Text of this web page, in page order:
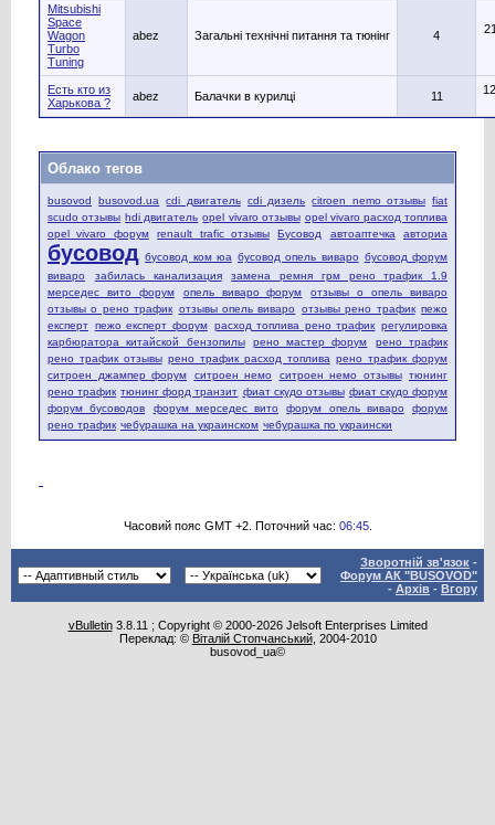
Mitsubishi
Space
Wagon
Turbo
Tuning
abez Загальні технічні питання та тюнінг 4
Есть кто из
Харькова ?
abez Балачки в курилці 11
Облако тегов
busovod busovod.ua cdi двигатель cdi дизель citroen nemo отзывы fiat
scudo отзывы hdi двигатель opel vivaro отзывы opel vivaro расход топлива
opel vivaro форум
renault trafic отзывы Бусовод автоаптечка авториа
бусовод бусовод ком юа бусовод опель виваро бусовод форум
виваро
забилась канализация
замена ремня грм рено трафик 1.9
мерседес вито форум
опель виваро форум
отзывы о опель виваро
отзывы о рено трафик отзывы опель виваро отзывы рено трафик пежо
експерт пежо експерт форум расход топлива рено трафик регулировка
карбюратора китайской бензопилы
рено мастер форум
рено трафик
рено трафик отзывы рено трафик расход топлива рено трафик форум
ситроен джампер форум
ситроен немо ситроен немо отзывы тюнинг
рено трафик тюнинг форд транзит фиат скудо отзывы фиат скудо форум
форум бусоводов
форум мерседес вито форум опель виваро
форум
рено трафик чебурашка на украинском чебурашка по украински
Часовий пояс GMT +2. Поточний час: 06:45.
Зворотній зв'язок -
Форум АК "BUSOVOD"
- Архів - Вгору
vBulletin3.8.11 ; Copyright © 2000-2026 Jelsoft Enterprises Limited
Переклад: © Віталій Стопчанський, 2004-2010
busovod_ua©